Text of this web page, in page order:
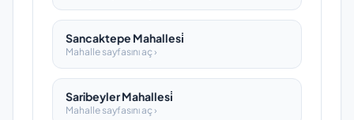
Sancaktepe Mahallesi̇
Mahalle sayfasını aç ›
Saribeyler Mahallesi̇
Mahalle sayfasını aç ›